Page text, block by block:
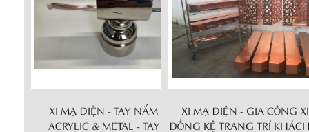
XI MẠ ĐIỆN - TAY NẮM MICA
ACRYLIC & METAL - TAY NẮM
XI MẠ ĐIỆN - GIA CÔNG
ĐỒNG KỆ TRANG TRÍ